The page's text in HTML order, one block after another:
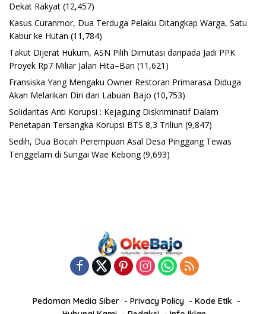
Dekat Rakyat (12,457)
Kasus Curanmor, Dua Terduga Pelaku Ditangkap Warga, Satu
Kabur ke Hutan (11,784)
Takut Dijerat Hukum, ASN Pilih Dimutasi daripada Jadi PPK
Proyek Rp7 Miliar Jalan Hita–Bari (11,621)
Fransiska Yang Mengaku Owner Restoran Primarasa Diduga
Akan Melarikan Diri dari Labuan Bajo (10,753)
Solidaritas Anti Korupsi : Kejagung Diskriminatif Dalam
Penetapan Tersangka Korupsi BTS 8,3 Triliun (9,847)
Sedih, Dua Bocah Perempuan Asal Desa Pinggang Tewas
Tenggelam di Sungai Wae Kebong (9,693)
Pedoman Media Siber Privacy Policy
Kode Etik